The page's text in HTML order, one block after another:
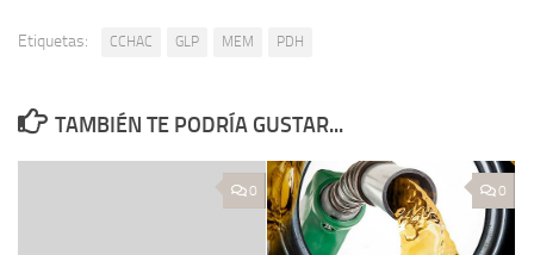
Etiquetas: CCHAC GLP MEM PDH
TAMBIÉN TE PODRÍA GUSTAR...
0 0